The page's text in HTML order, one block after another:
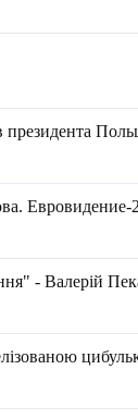
президента
Евровидение-
- Валерій